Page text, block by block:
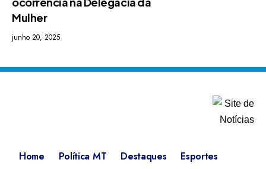
Mulher
junho 20, 2025
Home Política MT Destaques Esportes